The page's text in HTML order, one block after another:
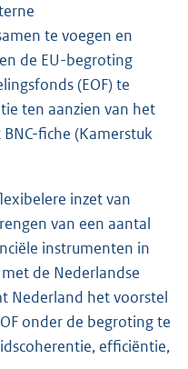
te voegen en
de EU-begroting
(EOF) te
ten aanzien van het
fiche (Kamerstuk
inzet van
van een aantal
instrumenten in
de Nederlandse
Nederland het voorstel
onder de begroting te
efficiëntie,